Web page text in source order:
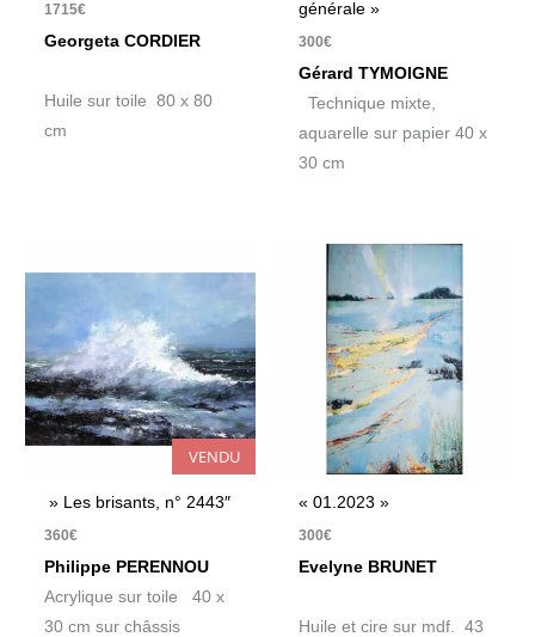
1715€
Georgeta CORDIER
Huile sur toile 80 x 80
cm
générale »
300€
Gérard TYMOIGNE
Technique mixte,
aquarelle sur papier 40 x
30 cm
VENDU
» Les brisants, n° 2443″
360€
Philippe PERENNOU
Acrylique sur toile 40 x
30 cm sur châssis
« 01.2023 »
300€
Evelyne BRUNET
Huile et cire sur mdf. 43